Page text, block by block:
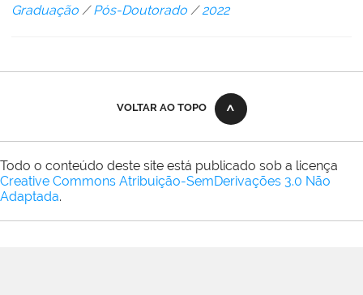
Graduação /Pós-Doutorado /2022
VOLTAR AO TOPO
Todo o conteúdo deste site está publicado sob a licença
Creative Commons Atribuição-SemDerivações 3.0 Não
Adaptada.